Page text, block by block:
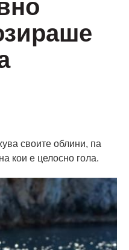
своите облини, па
кои е целосно гола.